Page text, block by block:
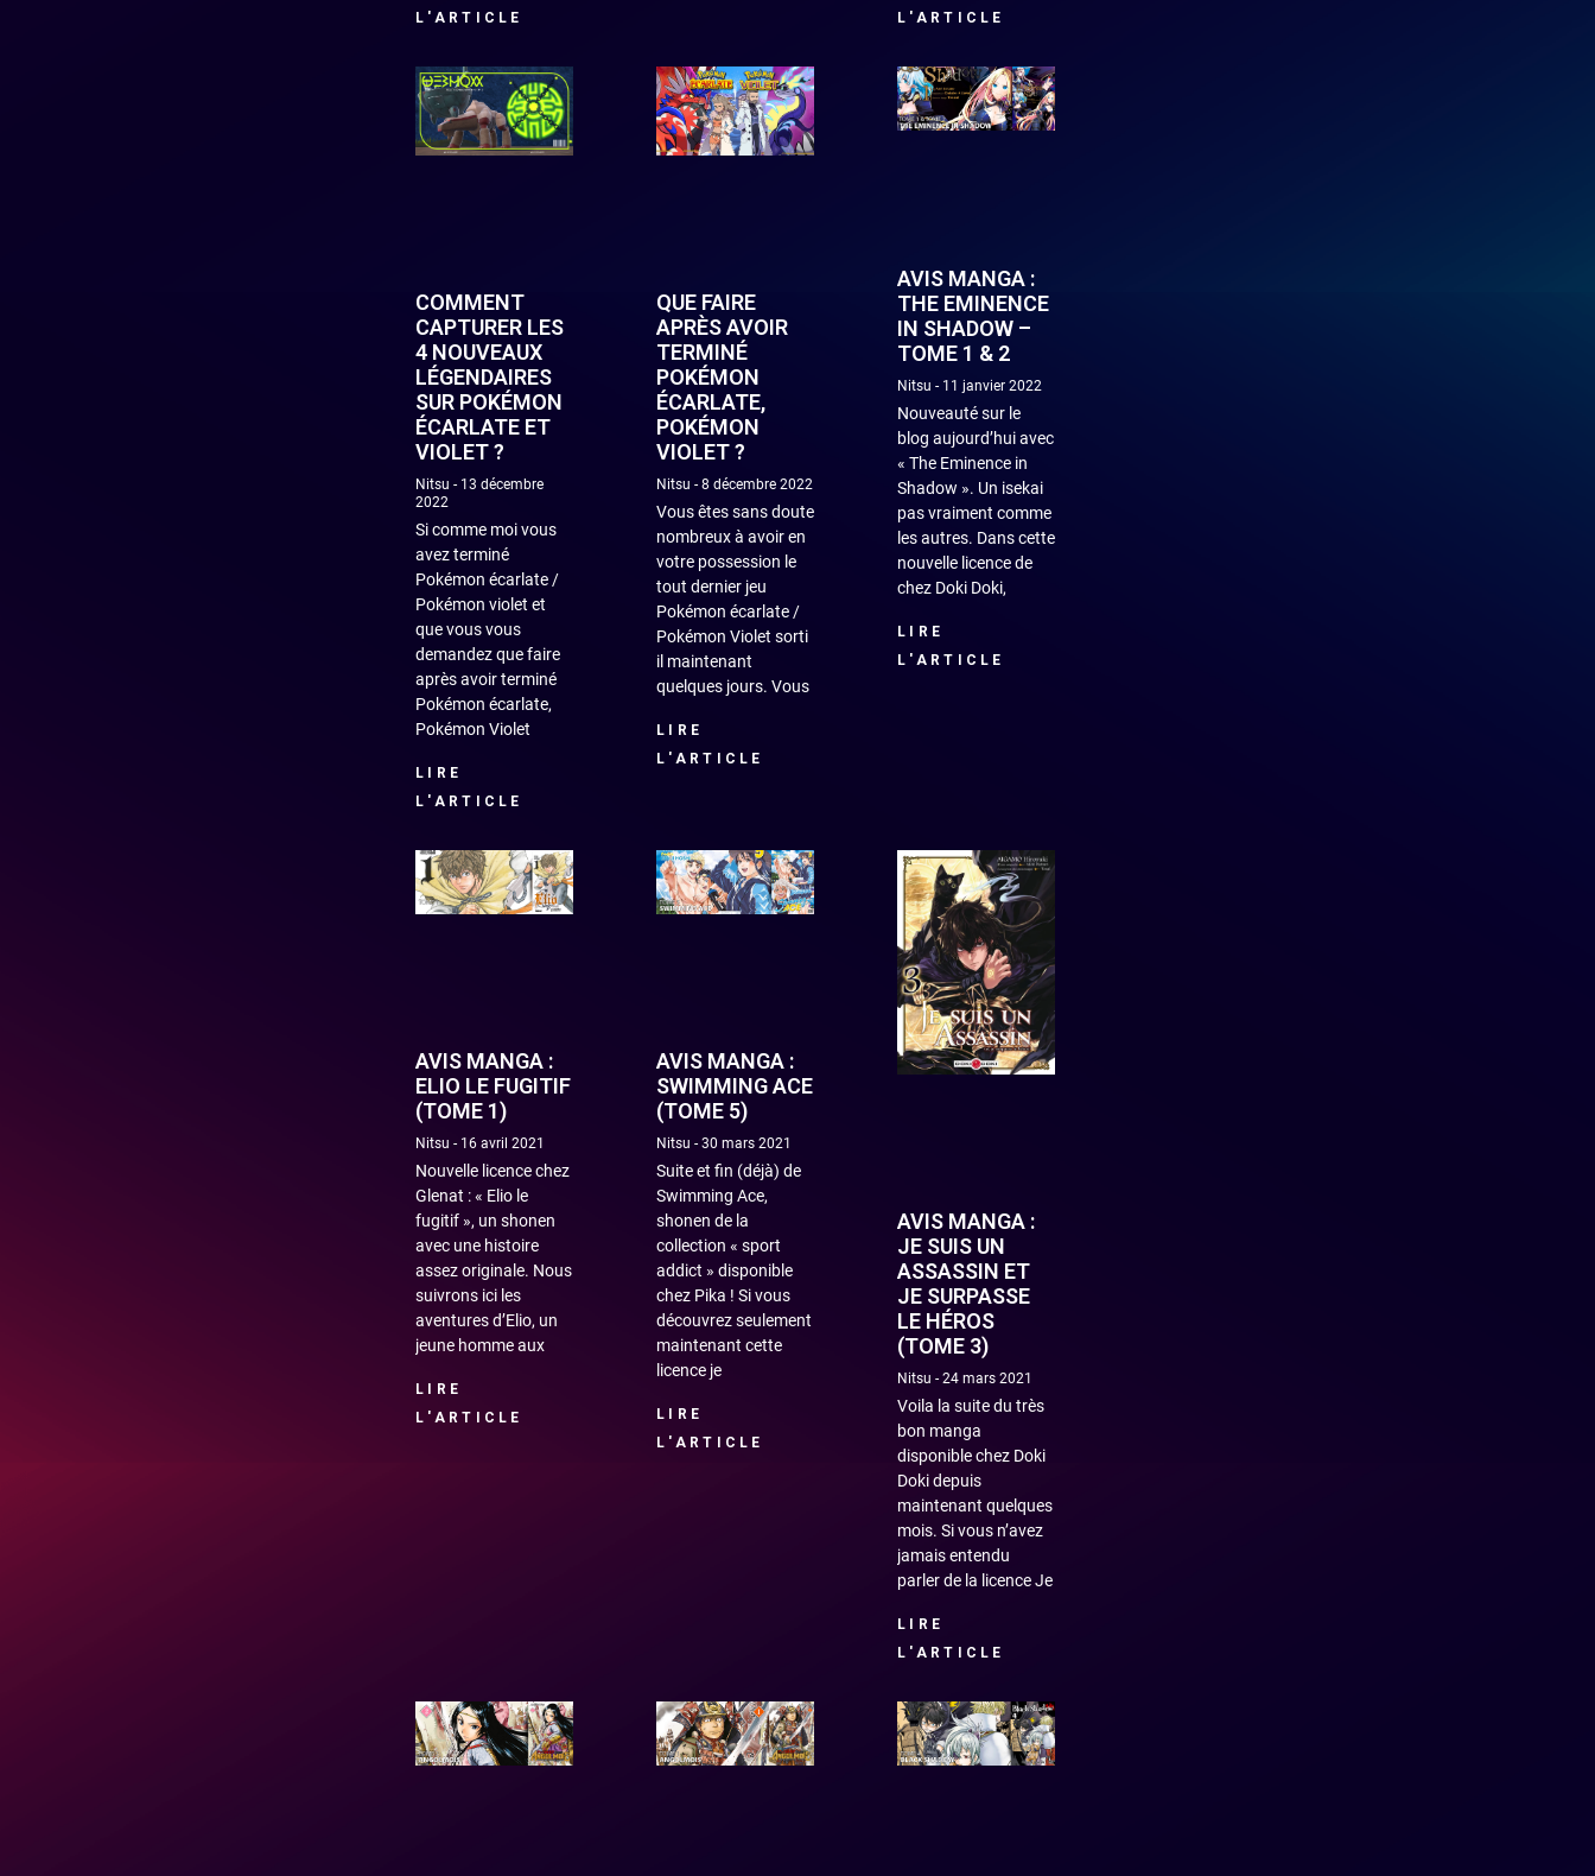
L'ARTICLE
L'ARTICLE
COMMENT
CAPTURER LES
4 NOUVEAUX
LÉGENDAIRES
SUR POKÉMON
ÉCARLATE ET
VIOLET ?
Nitsu
13 décembre
2022
Si comme moi vous
avez terminé
Pokémon écarlate /
Pokémon violet et
que vous vous
demandez que faire
après avoir terminé
Pokémon écarlate,
Pokémon Violet
LIRE
L'ARTICLE
QUE FAIRE
APRÈS AVOIR
TERMINÉ
POKÉMON
ÉCARLATE,
POKÉMON
VIOLET ?
Nitsu 8 décembre 2022
Vous êtes sans doute
nombreux à avoir en
votre possession le
tout dernier jeu
Pokémon écarlate /
Pokémon Violet sorti
il maintenant
quelques jours. Vous
LIRE
L'ARTICLE
AVIS MANGA :
THE EMINENCE
IN SHADOW –
TOME 1 & 2
Nitsu 11 janvier 2022
Nouveauté sur le
blog aujourd’hui avec
« The Eminence in
Shadow ». Un isekai
pas vraiment comme
les autres. Dans cette
nouvelle licence de
chez Doki Doki,
LIRE
L'ARTICLE
AVIS MANGA :
ELIO LE FUGITIF
(TOME 1)
Nitsu 16 avril 2021
Nouvelle licence chez
Glenat : « Elio le
fugitif », un shonen
avec une histoire
assez originale. Nous
suivrons ici les
aventures d’Elio, un
jeune homme aux
LIRE
L'ARTICLE
AVIS MANGA :
SWIMMING ACE
(TOME 5)
Nitsu 30 mars 2021
Suite et fin (déjà) de
Swimming Ace,
shonen de la
collection « sport
addict » disponible
chez Pika ! Si vous
découvrez seulement
maintenant cette
licence je
LIRE
L'ARTICLE
AVIS MANGA :
JE SUIS UN
ASSASSIN ET
JE SURPASSE
LE HÉROS
(TOME 3)
Nitsu 24 mars 2021
Voila la suite du très
bon manga
disponible chez Doki
Doki depuis
maintenant quelques
mois. Si vous n’avez
jamais entendu
parler de la licence Je
LIRE
L'ARTICLE